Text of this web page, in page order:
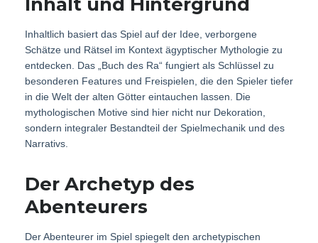
Inhaltlich basiert das Spiel auf der Idee, verborgene
Schätze und Rätsel im Kontext ägyptischer Mythologie zu
entdecken. Das „Buch des Ra“ fungiert als Schlüssel zu
besonderen Features und Freispielen, die den Spieler tiefer
in die Welt der alten Götter eintauchen lassen. Die
mythologischen Motive sind hier nicht nur Dekoration,
sondern integraler Bestandteil der Spielmechanik und des
Narrativs.
Der Archetyp des
Abenteurers
Der Abenteurer im Spiel spiegelt den archetypischen